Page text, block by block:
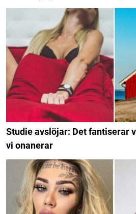
Studie avslöjar: Det fantiserar
vi onanerar